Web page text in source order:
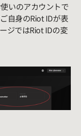
いのアカウントで
自身のRiot IDが表
ジではRiot IDの変